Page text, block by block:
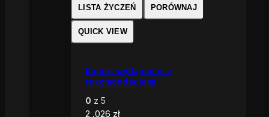
LISTA ŻYCZEŃ PORÓWNAJ
QUICK VIEW
Raport wydajności z
rekomendacjami
0 z 5
2 .026 zł